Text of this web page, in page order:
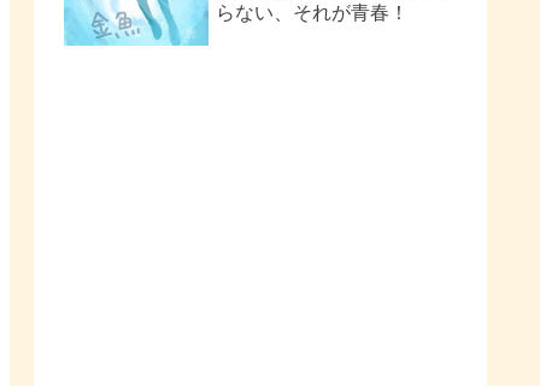
らない、それが青春！